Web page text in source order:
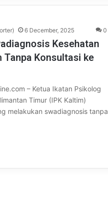
6 December, 2025 0
Kesehatan
Tanpa Konsultasi ke
– Ketua Ikatan Psikolog
Timur (IPK Kaltim)
melakukan swadiagnosis tanpa